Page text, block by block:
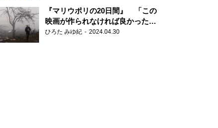
『マリウポリの20日間』 「この
映画が作られなければ良かった」
と語る監督
ひろた みゆ紀 2024.04.30